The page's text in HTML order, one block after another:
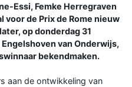
Essi, Femke Herregraven
voor de Prix de Rome nieuw
op donderdag 31
van Onderwijs,
bekendmaken.
aan de ontwikkeling van